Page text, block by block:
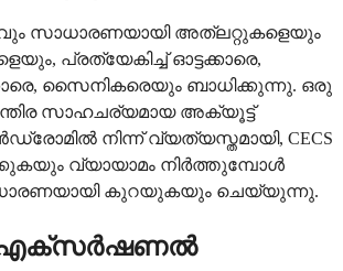
സാധാരണയായി അത്‌ലറ്റുകളെയും
പ്രത്യേകിച്ച് ഓട്ടക്കാരെ,
സൈനികരെയും ബാധിക്കുന്നു. ഒരു
സാഹചര്യമായ അക്യൂട്ട്
നിന്ന് വ്യത്യസ്തമായി, CECS
വ്യായാമം നിര്‍ത്തുമ്പോള്‍
കുറയുകയും ചെയ്യുന്നു.
എക്‌സര്‍ഷണല്‍